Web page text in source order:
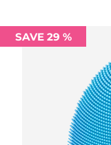
SAVE 29 %